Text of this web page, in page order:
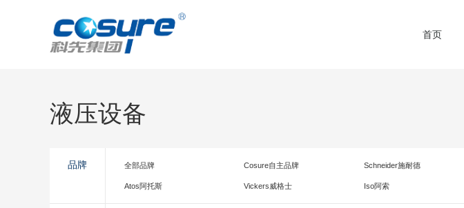
首页
液压设备
品牌 全部品牌 Cosure自主品牌 Schneider施耐德
Atos阿托斯 Vickers威格士 Iso阿索